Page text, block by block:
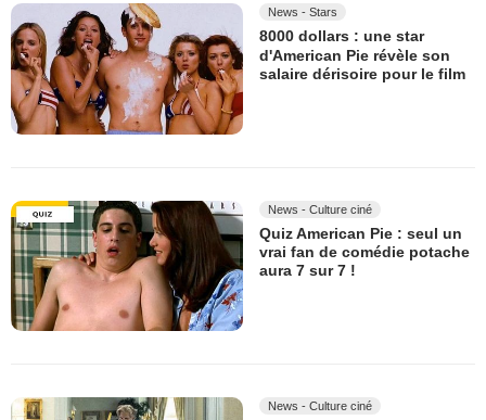
News - Stars
8000 dollars : une star
d'American Pie révèle son
salaire dérisoire pour le film
News - Culture ciné
Quiz American Pie : seul un
vrai fan de comédie potache
aura 7 sur 7 !
News - Culture ciné